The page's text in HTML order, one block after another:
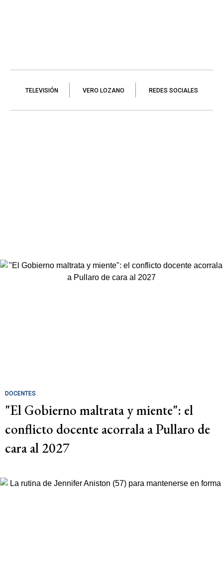
TELEVISIÓN VERO LOZANO REDES SOCIALES
DOCENTES
"El Gobierno maltrata y miente": el
conflicto docente acorrala a Pullaro de
cara al 2027